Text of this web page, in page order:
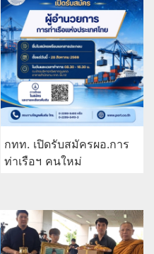
กทท. เปิดรับสมัครผอ.การ
ท่าเรือฯ คนใหม่